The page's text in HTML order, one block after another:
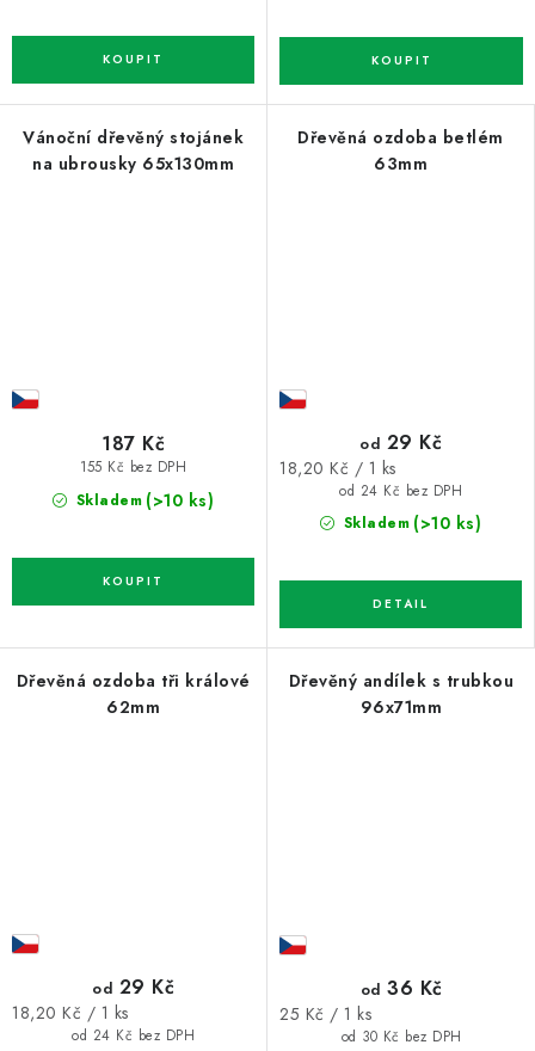
Vánoční dřevěný stojánek
na ubrousky 65x130mm
Skladem (>10 ks)
155 Kč bez DPH
187 Kč
Dřevěná ozdoba betlém
63mm
Skladem (>10 ks)
od 24 Kč bez DPH
od 29 Kč
Měrná
18,20 Kč / 1 ks
Dřevěná ozdoba tři králové
62mm
od 24 Kč bez DPH
od 29 Kč
Měrná
18,20 Kč / 1 ks
Dřevěný andílek s trubkou
96x71mm
od 30 Kč bez DPH
od 36 Kč
Měrná
25 Kč / 1 ks